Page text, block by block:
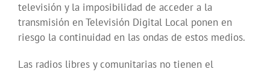
televisión y la imposibilidad de acceder a la
transmisión en Televisión Digital Local ponen en
riesgo la continuidad en las ondas de estos medios.
Las radios libres y comunitarias no tienen el